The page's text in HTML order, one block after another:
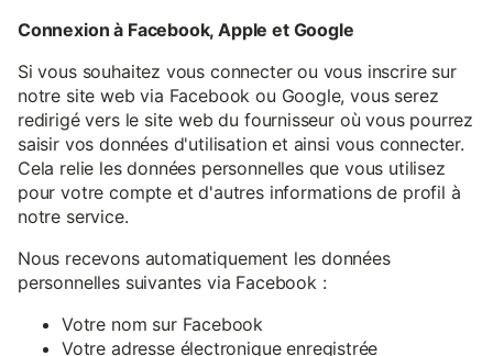
Connexion à Facebook, Apple et Google
Si vous souhaitez vous connecter ou vous inscrire sur
notre site web via Facebook ou Google, vous serez
redirigé vers le site web du fournisseur où vous pourrez
saisir vos données d'utilisation et ainsi vous connecter.
Cela relie les données personnelles que vous utilisez
pour votre compte et d'autres informations de profil à
notre service.
Nous recevons automatiquement les données
personnelles suivantes via Facebook :
Votre nom sur Facebook
Votre adresse électronique enregistrée